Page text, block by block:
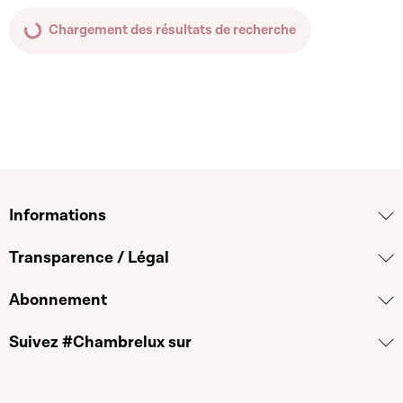
Chargement des résultats de recherche
Informations
Transparence / Légal
Abonnement
Suivez #Chambrelux sur